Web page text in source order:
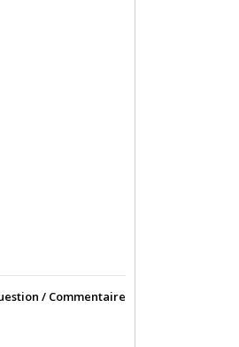
/ Commentaire